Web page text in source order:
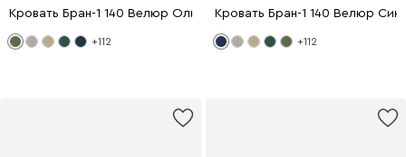
Кровать Бран-1 140 Велюр Оливковый
+112
Кровать Бран-1 140 Велюр
+112